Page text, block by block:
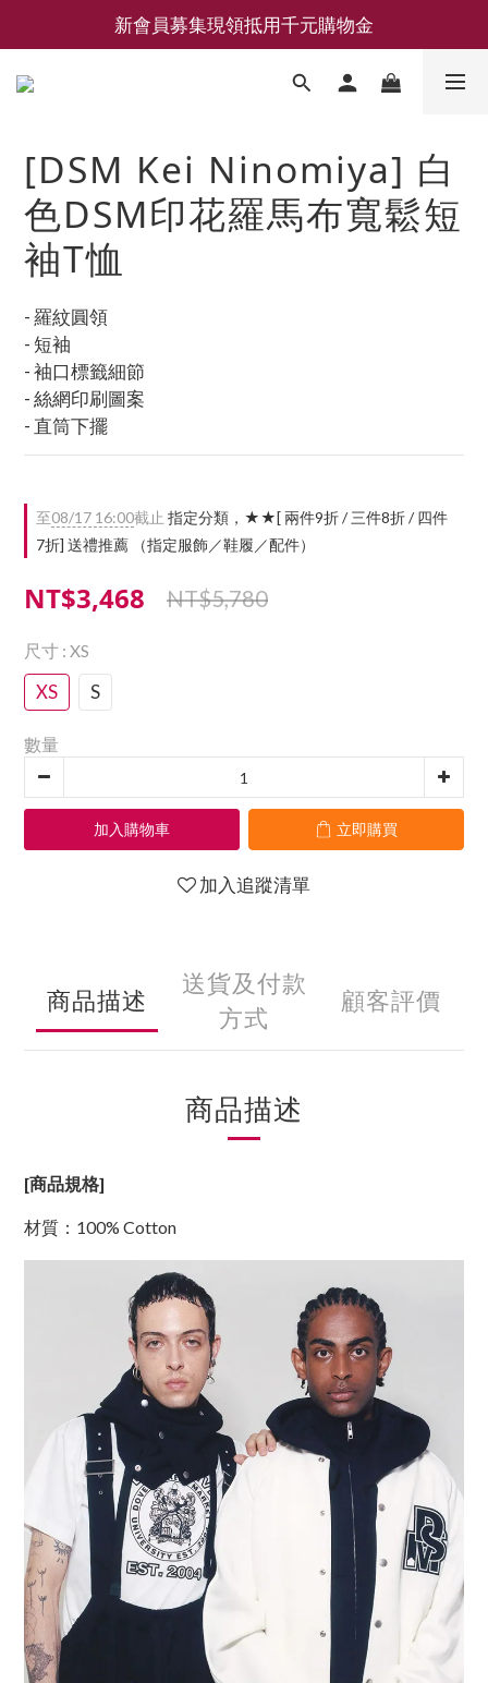
新會員募集現領抵用千元購物金
新會員募集現領抵用千元購物金
LEMAIRE 經典可頌包 NEW ARRIVAL
新會員募集現領抵用千元購物金
[DSM Kei Ninomiya] 白
色DSM印花羅馬布寬鬆短
袖T恤
- 羅紋圓領
- 短袖
- 袖口標籤細節
- 絲網印刷圖案
- 直筒下擺
至08/17 16:00截止 指定分類，★★[ 兩件9折 / 三件8折 / 四件
7折] 送禮推薦 （指定服飾／鞋履／配件）
NT$3,468 NT$5,780
尺寸 : XS
XS S
數量
加入購物車 立即購買
加入追蹤清單
商品描述
送貨及付款
方式
顧客評價
商品描述
[商品規格]
材質 ：100% Cotton